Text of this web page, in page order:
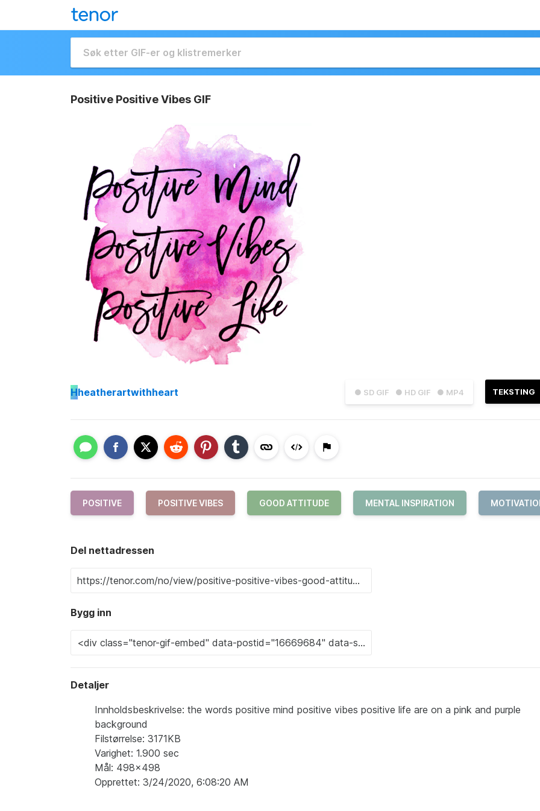
Positive Positive Vibes GIF
● SD GIF ● HD GIF ● MP4 TEKSTING
Hheatherartwithheart
POSITIVE POSITIVE VIBES GOOD ATTITUDE MENTAL INSPIRATION
Del nettadressen
Bygg inn
Detaljer
Innholdsbeskrivelse: the words positive mind positive vibes positive life are on a pink and purple
background
Filstørrelse: 3171KB
Varighet: 1.900 sec
Mål: 498x498
Opprettet: 3/24/2020, 6:08:20 AM